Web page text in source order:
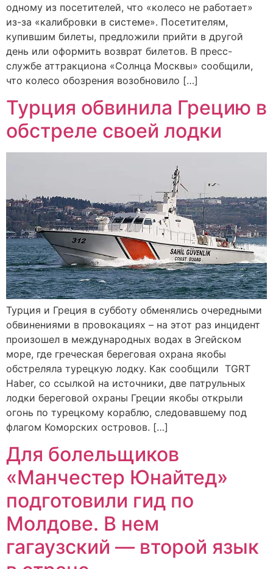
одному из посетителей, что «колесо не работает»
из-за «калибровки в системе». Посетителям,
купившим билеты, предложили прийти в другой
день или оформить возврат билетов. В пресс-
службе аттракциона «Солнца Москвы» сообщили,
что колесо обозрения возобновило […]
Турция обвинила Грецию в
обстреле своей лодки
Турция и Греция в субботу обменялись очередными
обвинениями в провокациях – на этот раз инцидент
произошел в международных водах в Эгейском
море, где греческая береговая охрана якобы
обстреляла турецкую лодку. Как сообщили TGRT
Haber, со ссылкой на источники, две патрульных
лодки береговой охраны Греции якобы открыли
огонь по турецкому кораблю, следовавшему под
флагом Коморских островов. […]
Для болельщиков
«Манчестер Юнайтед»
подготовили гид по
Молдове. В нем
гагаузский — второй язык